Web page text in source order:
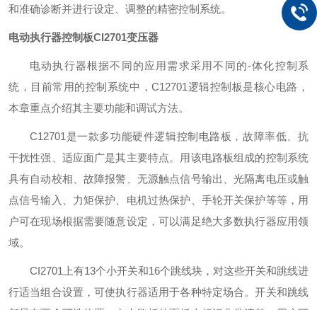
和准确诊断并进行设定、调整的精密控制系统。
电动执行器控制板CI2701变压器
电动执行器根据不同的应用需求采用不同的-体化控制系
统，目前常用的控制系统中，C12701逻辑控制板是核心电路，
本章重点介绍其主要功能和调试方法。
C12701是一款多功能硬件逻辑控制电路板，故障率低、抗
干扰性强、适应面广是其主要特点。用该电路板组成的控制系统
具有自动校相、故障报警、无源触点信号输出、光隔离电压或触
点信号输入、力矩保护、电机过热保护、手轮开关保护等等，用
户可在现场根据需要随意设定，可以满足绝大多数执行器应用领
域。
CI2701上有13个小开关和16个跳线块，对这些开关和跳线进
行适当组合设置，可使执行器适用于各种特定场合。开关和跳线